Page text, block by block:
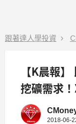
跟著達人學投資
【K晨報
挖礦需求
砍訂單50%
2018-06-